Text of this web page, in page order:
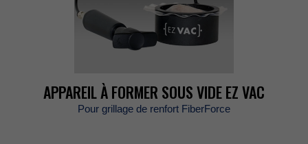
APPAREILÀFORMERSOUSVIDEEZVAC
PourgrillagederenfortFiberForce